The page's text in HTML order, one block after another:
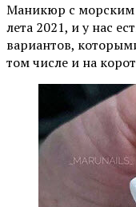
Маникюр с морским
лета 2021, и у нас
вариантов,
том числе и на